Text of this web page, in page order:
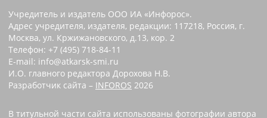
Учредитель и издатель ООО ИА «Инфорос».
Адрес учредителя, издателя, редакции: 117218, Россия, г.
Москва, ул. Кржижановского, д.13, кор. 2
Телефон: +7 (495) 718-84-11
E-mail: info@atkarsk-smi.ru
И.О. главного редактора Дорохова Н.В.
Разработчик сайта – INFOROS 2026
В титульной части сайта использованы фотографии автора